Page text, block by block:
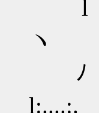
l /
ヽ
ﾉ
l:....:.